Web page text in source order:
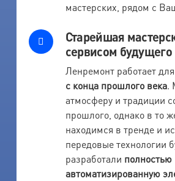
мастерских, рядом с
Старейшая
сервисом будущего
Ленремонт работает
с конца прошлого века.
атмосферу и традиции
прошлого, однако в то
находимся в тренде и
передовые технологии
разработали полностью
автоматизированную